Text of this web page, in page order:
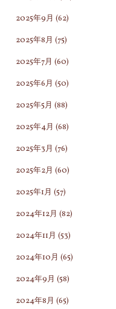
2025年9月 (62)
2025年8月 (75)
2025年7月 (60)
2025年6月 (50)
2025年5月 (88)
2025年4月 (68)
2025年3月 (76)
2025年2月 (60)
2025年1月 (57)
2024年12月 (82)
2024年11月 (53)
2024年10月 (65)
2024年9月 (58)
2024年8月 (65)